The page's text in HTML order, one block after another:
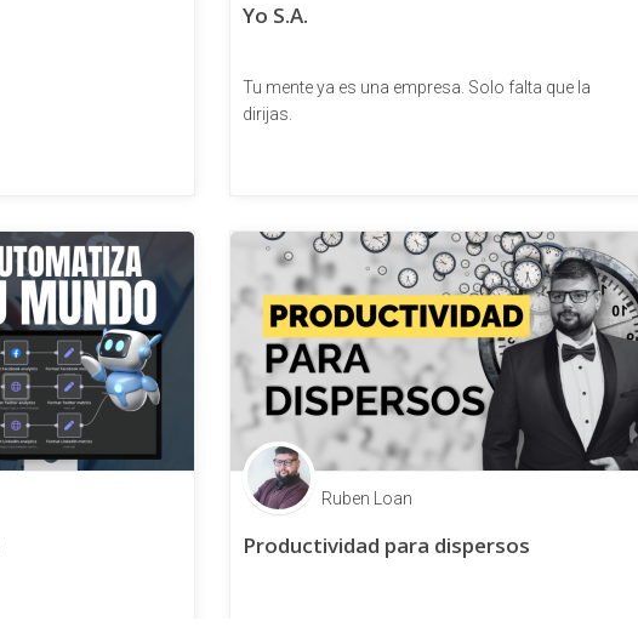
Yo S.A.
Tu mente ya es una empresa. Solo falta que la
dirijas.
Ruben Loan
Productividad para dispersos